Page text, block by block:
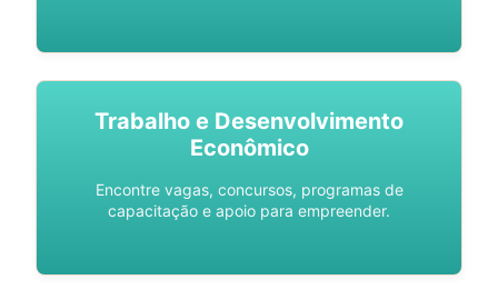
Trabalho e Desenvolvimento
Econômico
Encontre vagas, concursos, programas de
capacitação e apoio para empreender.